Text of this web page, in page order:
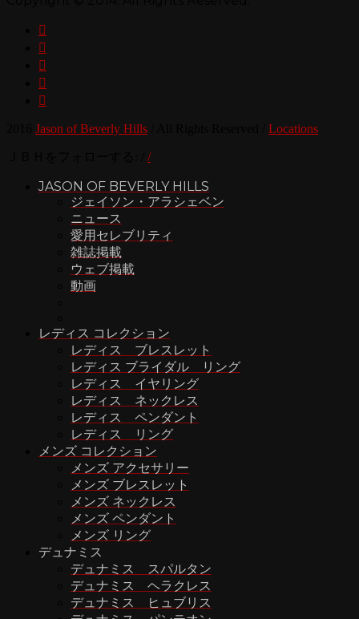





Jason of Beverly Hills Locations
/
JASON OF BEVERLY HILLS
ジェイソン・アラシェベン
ニュース
愛用セレブリティ
雑誌掲載
ウェブ掲載
動画
レディス コレクション
レディス ブレスレット
レディス ブライダル リング
レディス イヤリング
レディス ネックレス
レディス ペンダント
レディス リング
メンズ コレクション
メンズ アクセサリー
メンズ ブレスレット
メンズ ネックレス
メンズ ペンダント
メンズ リング
デュナミス
デュナミス スパルタン
デュナミス ヘラクレス
デュナミス ヒュブリス